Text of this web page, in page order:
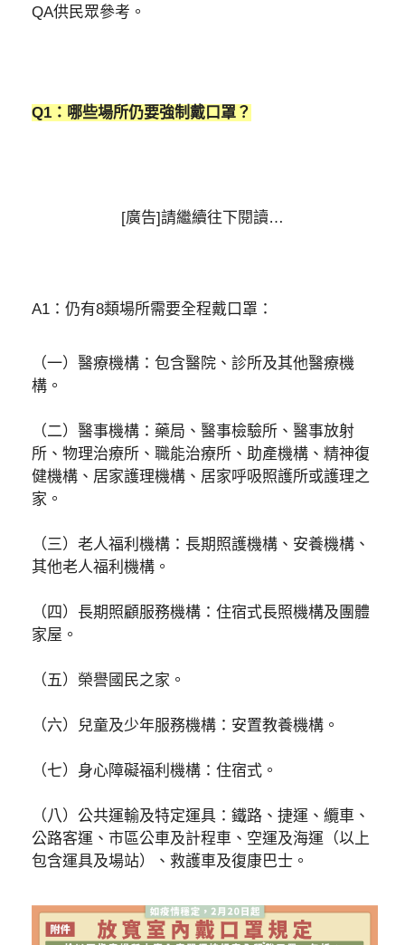
QA供民眾參考。
Q1：哪些場所仍要強制戴口罩？
[廣告]請繼續往下閱讀…
A1：仍有8類場所需要全程戴口罩：
（一）醫療機構：包含醫院、診所及其他醫療機
構。
（二）醫事機構：藥局、醫事檢驗所、醫事放射
所、物理治療所、職能治療所、助產機構、精神復
健機構、居家護理機構、居家呼吸照護所或護理之
家。
（三）老人福利機構：長期照護機構、安養機構、
其他老人福利機構。
（四）長期照顧服務機構：住宿式長照機構及團體
家屋。
（五）榮譽國民之家。
（六）兒童及少年服務機構：安置教養機構。
（七）身心障礙福利機構：住宿式。
（八）公共運輸及特定運具：鐵路、捷運、纜車、
公路客運、市區公車及計程車、空運及海運（以上
包含運具及場站）、救護車及復康巴士。